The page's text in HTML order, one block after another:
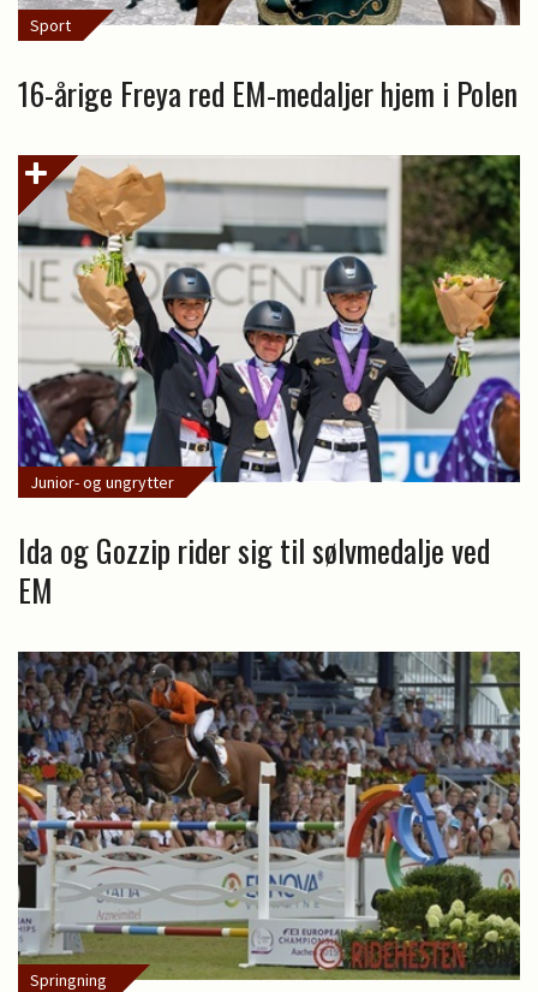
Sport
16-årige Freya red EM-medaljer hjem i Polen
Junior- og ungrytter
Ida og Gozzip rider sig til sølvmedalje ved
EM
Springning